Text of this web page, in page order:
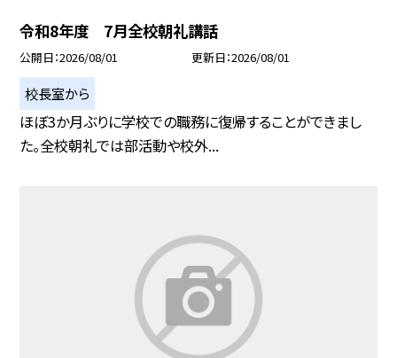
令和8年度 7月全校朝礼講話
公開日 2026/08/01 更新日 2026/08/01
校長室から
ほぼ3か月ぶりに学校での職務に復帰することができまし
た。全校朝礼では部活動や校外...